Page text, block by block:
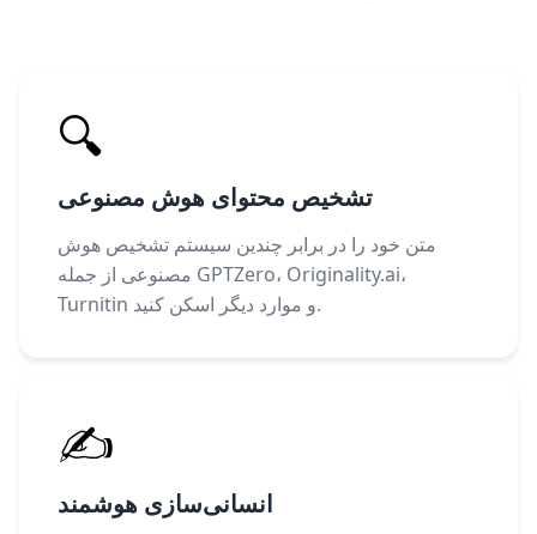
🔍
تشخیص محتوای هوش مصنوعی
متن خود را در برابر چندین سیستم تشخیص هوش
مصنوعی از جمله GPTZero، Originality.ai،
Turnitin و موارد دیگر اسکن کنید.
✍️
انسانی‌سازی هوشمند